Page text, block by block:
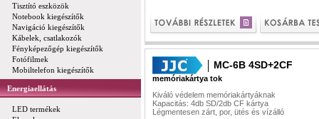
Tisztító eszközök
Notebook kiegészítők
Navigáció kiegészítők
Kábelek, csatlakozók
Fényképezőgép kiegészítők
Fotófilmek
Mobiltelefon kiegészítők
Energiaellátás
LED termékek
MC-6B 4SD+2CF
memóriakártya tok
Kiváló védelem memóriakártyáknak
Kapacitás: 4db SD/2db CF kártya
Légmentesen zárt, por, ütés és vízálló